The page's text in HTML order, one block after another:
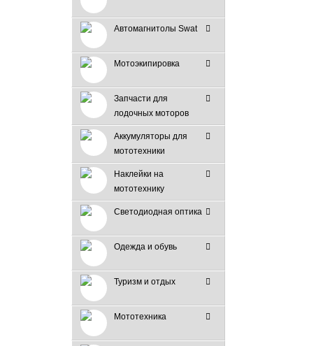
Автомагнитолы Swat
Мотоэкипировка
Запчасти для
лодочных моторов
Аккумуляторы для
мототехники
Наклейки на
мототехнику
Светодиодная оптика
Одежда и обувь
Туризм и отдых
Мототехника